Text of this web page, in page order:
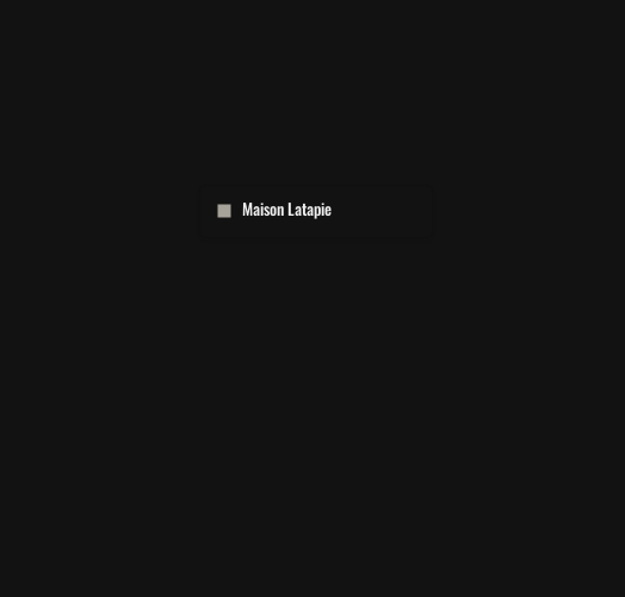
Maison Latapie
Maison Latapie